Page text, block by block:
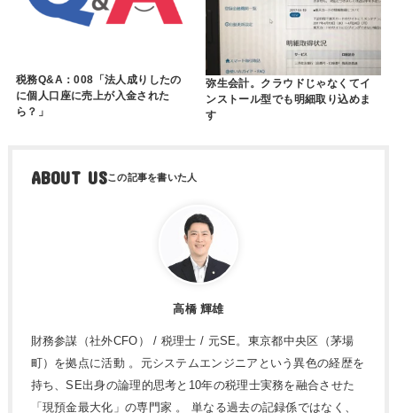
税務Q&A：008「法人成りしたの
に個人口座に売上が入金された
ら？」
弥生会計。クラウドじゃなくてイ
ンストール型でも明細取り込めま
す
ABOUT US
高橋 輝雄
財務参謀（社外CFO） / 税理士 / 元SE。東京都中央区（茅場
町）を拠点に活動 。元システムエンジニアという異色の経歴を
持ち、SE出身の論理的思考と10年の税理士実務を融合させた
「現預金最大化」の専門家 。 単なる過去の記録係ではなく、